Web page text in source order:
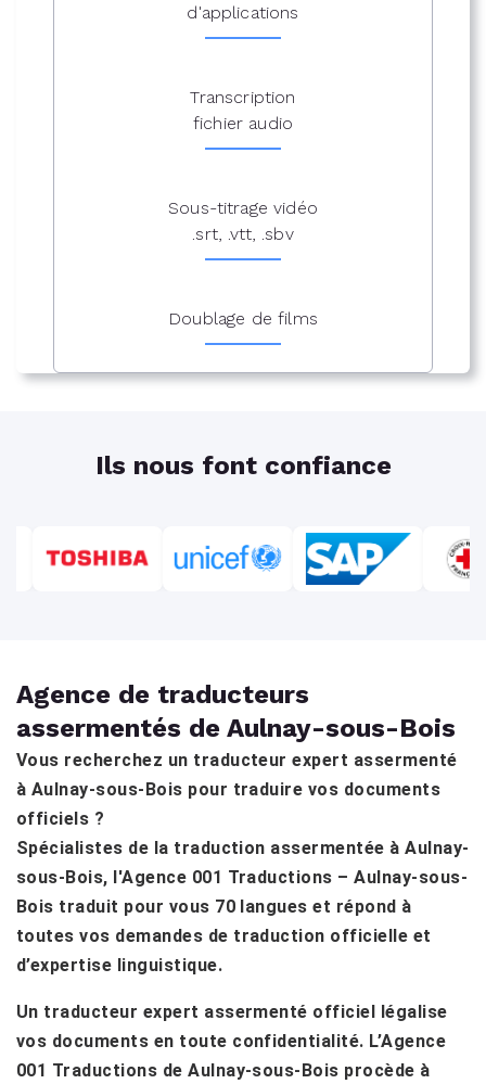
d'applications
Transcription
fichier audio
Sous-titrage vidéo
.srt, .vtt, .sbv
Doublage de films
Ils nous font confiance
Agence de traducteurs
assermentés de Aulnay-sous-Bois
Vous recherchez un traducteur expert assermenté
à Aulnay-sous-Bois pour traduire vos documents
officiels ?
Spécialistes de la traduction assermentée à Aulnay-
sous-Bois, l'Agence 001 Traductions – Aulnay-sous-
Bois traduit pour vous 70 langues et répond à
toutes vos demandes de traduction officielle et
d’expertise linguistique.
Un traducteur expert assermenté officiel légalise
vos documents en toute confidentialité. L’Agence
001 Traductions de Aulnay-sous-Bois procède à